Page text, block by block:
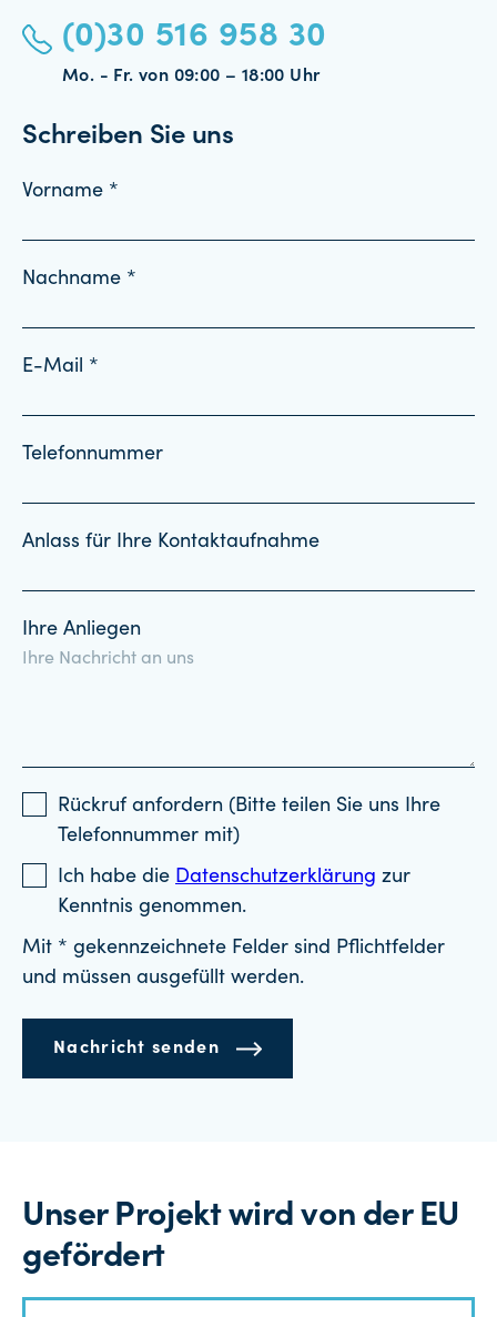
(0)30 516 958 30
Mo. - Fr. von 09:00 – 18:00 Uhr
Schreiben Sie uns
Vorname *
Nachname *
E-Mail *
Telefonnummer
Anlass für Ihre Kontaktaufnahme
Ihre Anliegen
Rückruf anfordern (Bitte teilen Sie uns Ihre
Telefonnummer mit)
Ich habe die Datenschutzerklärung zur
Kenntnis genommen.
Mit * gekennzeichnete Felder sind Pflichtfelder
und müssen ausgefüllt werden.
Nachricht senden
Unser Projekt wird von der EU
gefördert